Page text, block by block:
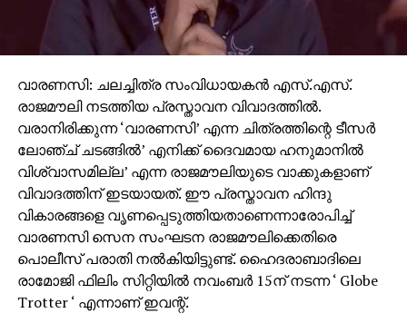
വാരണസി: ചലച്ചിത്ര സംവിധായകന്‍ എസ്.എസ്.
രാജമൗലി നടത്തിയ പ്രസ്താവന വിവാദത്തില്‍.
വരാനിരിക്കുന്ന ‘വാരണസി’ എന്ന ചിത്രത്തിന്റെ ടീസര്‍
ലോഞ്ച് ചടങ്ങില്‍’ എനിക്ക് ദൈവമായ ഹനുമാനില്‍
വിശ്വാസമില്ല’ എന്ന രാജമൗലിയുടെ വാക്കുകളാണ്
വിവാദത്തിന് ഇടയായത്. ഈ പ്രസ്താവന ഹിന്ദു
വികാരങ്ങളെ വൃണപ്പെടുത്തിയതാണെന്നാരോപിച്ച്
വാരണസി സെന സംഘടന രാജമൗലിക്കെതിരെ
പൊലീസ് പരാതി നല്‍കിയിട്ടുണ്ട്. ഹൈദരാബാദിലെ
രാമോജി ഫിലിം സിറ്റിയില്‍ നവംബര്‍ 15ന് നടന്ന ‘ Globe
Trotter ‘ എന്നാണ് ഇവന്റ്.